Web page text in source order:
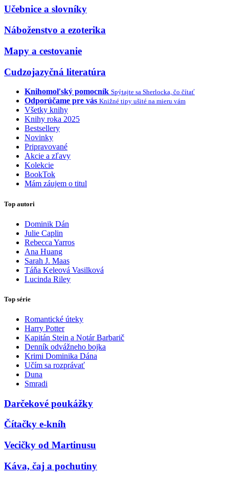
Učebnice a slovníky
Náboženstvo a ezoterika
Mapy a cestovanie
Cudzojazyčná literatúra
Knihomoľský pomocník Spýtajte sa Sherlocka, čo čítať
Odporúčame pre vás Knižné tipy ušité na mieru vám
Všetky knihy
Knihy roka 2025
Bestsellery
Novinky
Pripravované
Akcie a zľavy
Kolekcie
BookTok
Mám záujem o titul
Top autori
Dominik Dán
Julie Caplin
Rebecca Yarros
Ana Huang
Sarah J. Maas
Táňa Keleová Vasilková
Lucinda Riley
Top série
Romantické úteky
Harry Potter
Kapitán Stein a Notár Barbarič
Denník odvážneho bojka
Krimi Dominika Dána
Učím sa rozprávať
Duna
Smradi
Darčekové poukážky
Čítačky e-kníh
Vecičky od Martinusu
Káva, čaj a pochutiny